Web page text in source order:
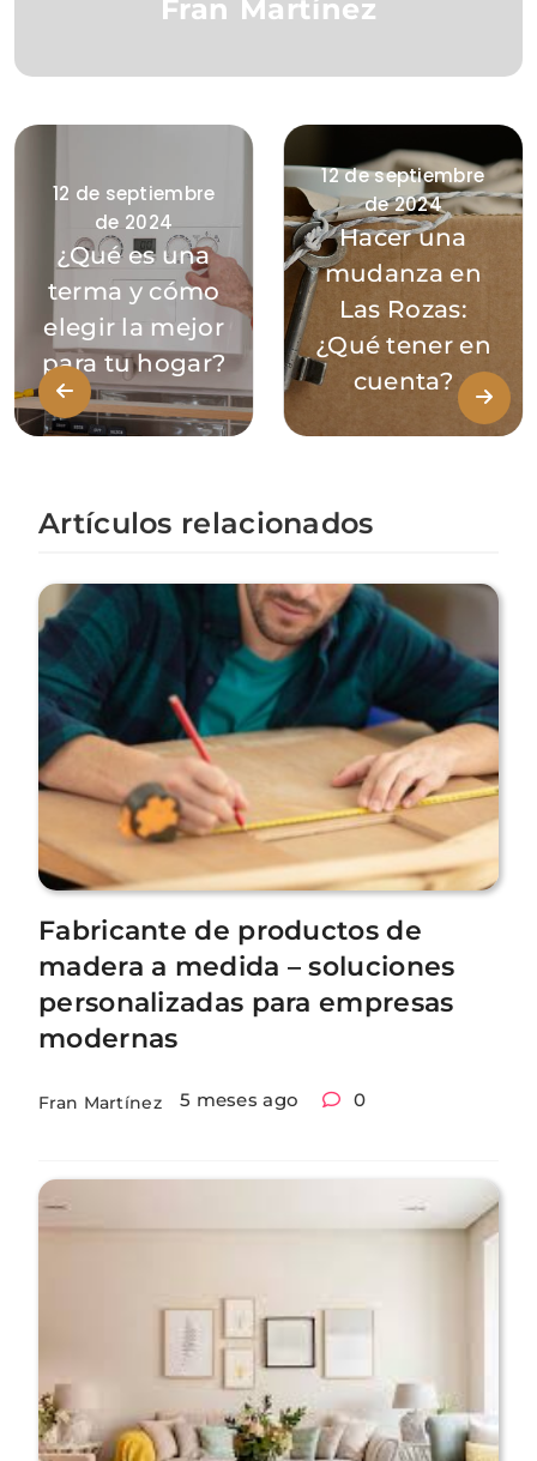
Fran Martínez
12 de septiembre
de 2024
¿Qué es una
terma y cómo
elegir la mejor
para tu hogar?
12 de septiembre
de 2024
Hacer una
mudanza en
Las Rozas:
¿Qué tener en
cuenta?
Artículos relacionados
Fabricante de productos de
madera a medida – soluciones
personalizadas para empresas
modernas
Fran Martínez 5 meses ago 0